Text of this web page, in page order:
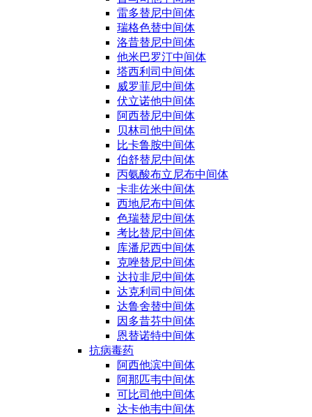
雷多替尼中间体
瑞格色替中间体
洛昔替尼中间体
他米巴罗汀中间体
塔西利司中间体
威罗菲尼中间体
伏立诺他中间体
阿西替尼中间体
贝林司他中间体
比卡鲁胺中间体
伯舒替尼中间体
丙氨酸布立尼布中间体
卡非佐米中间体
西地尼布中间体
色瑞替尼中间体
考比替尼中间体
库潘尼西中间体
克唑替尼中间体
达拉非尼中间体
达克利司中间体
达鲁舍替中间体
因多昔芬中间体
恩替诺特中间体
抗病毒药
阿西他滨中间体
阿那匹韦中间体
可比司他中间体
达卡他韦中间体